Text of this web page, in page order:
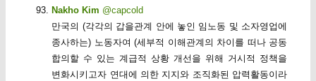
Nakho Kim @capcold
만국의 (각각의 갑을관계 안에 놓인 임노동 및 소자영업에
종사하는) 노동자여 (세부적 이해관계의 차이를 떠나 공동
합의할 수 있는 계급적 상황 개선을 위해 거시적 정책을
변화시키고자 연대에 의한 지지와 조직화된 압력활동이라